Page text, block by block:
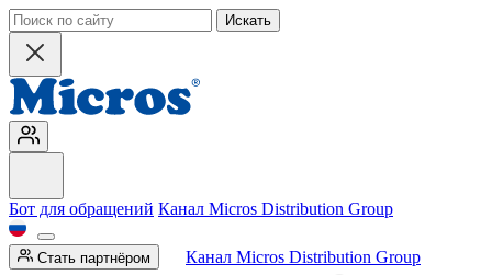
Искать
Бот для обращений Канал Micros Distribution Group
Стать партнёром
Канал Micros Distribution Group